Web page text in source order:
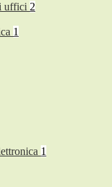
uffici 2
1
1